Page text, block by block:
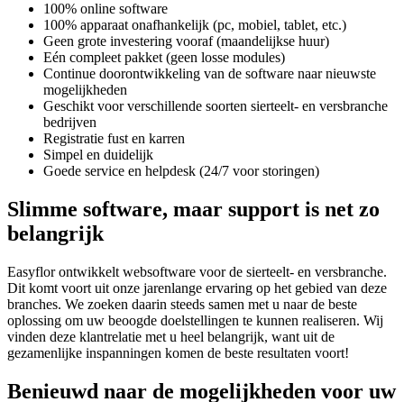
100% online software
100% apparaat onafhankelijk (pc, mobiel, tablet, etc.)
Geen grote investering vooraf (maandelijkse huur)
Eén compleet pakket (geen losse modules)
Continue doorontwikkeling van de software naar nieuwste
mogelijkheden
Geschikt voor verschillende soorten sierteelt- en versbranche
bedrijven
Registratie fust en karren
Simpel en duidelijk
Goede service en helpdesk (24/7 voor storingen)
Slimme software, maar support is net zo
belangrijk
Easyflor ontwikkelt websoftware voor de sierteelt- en versbranche.
Dit komt voort uit onze jarenlange ervaring op het gebied van deze
branches. We zoeken daarin steeds samen met u naar de beste
oplossing om uw beoogde doelstellingen te kunnen realiseren. Wij
vinden deze klantrelatie met u heel belangrijk, want uit de
gezamenlijke inspanningen komen de beste resultaten voort!
Benieuwd naar de mogelijkheden voor uw